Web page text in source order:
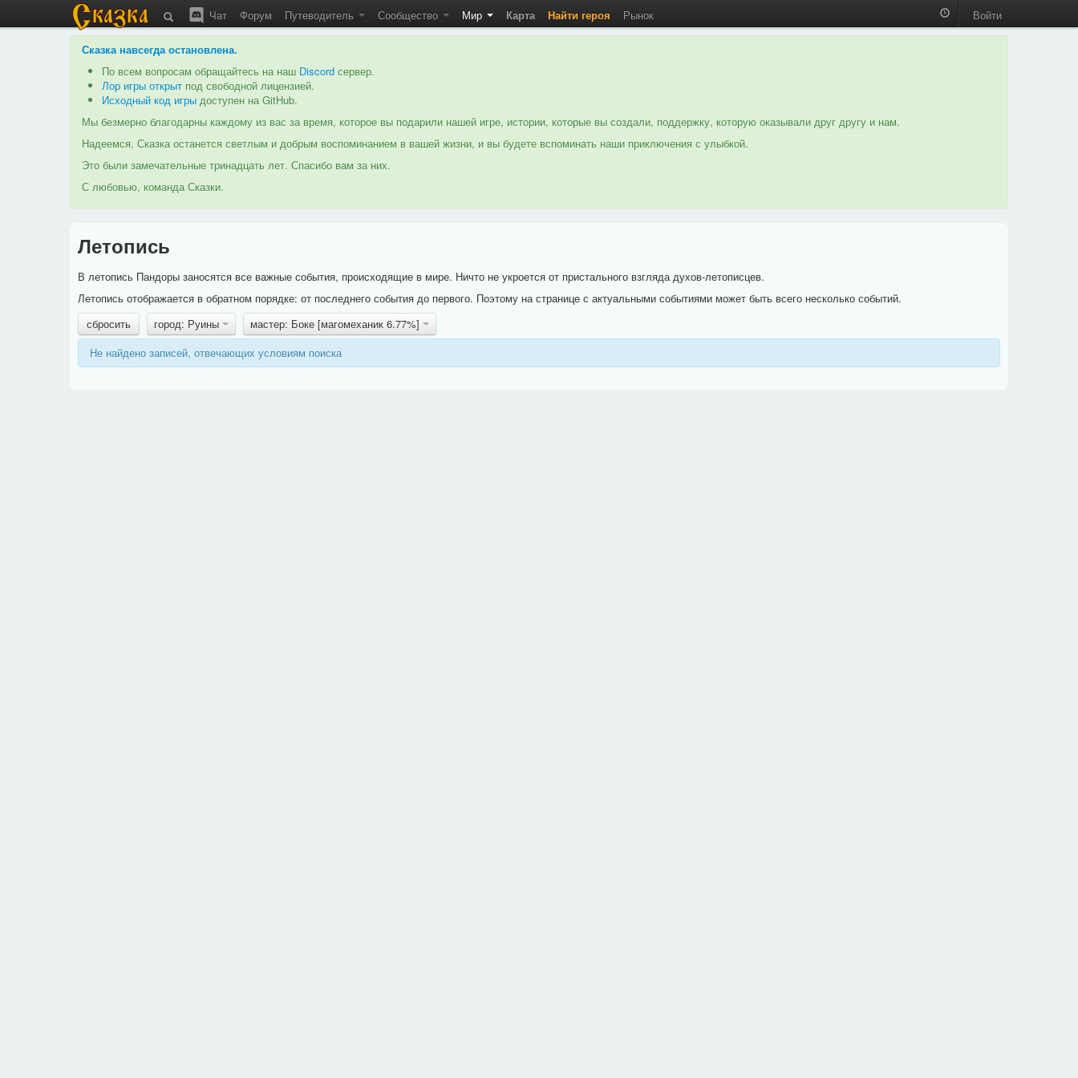
Чат Форум Путеводитель Сообщество Мир Карта Найти героя Рынок Войти
Сказка навсегда остановлена.
По всем вопросам обращайтесь на наш Discord сервер.
Лор игры открыт под свободной лицензией.
Исходный код игры доступен на GitHub.
Мы безмерно благодарны каждому из вас за время, которое вы подарили нашей игре, истории, которые вы создали, поддержку, которую оказывали друг другу и нам.
Надеемся, Сказка останется светлым и добрым воспоминанием в вашей жизни, и вы будете вспоминать наши приключения с улыбкой.
Это были замечательные тринадцать лет. Спасибо вам за них.
С любовью, команда Сказки.
Летопись
В летопись Пандоры заносятся все важные события, происходящие в мире. Ничто не укроется от пристального взгляда духов-летописцев.
Летопись отображается в обратном порядке: от последнего события до первого. Поэтому на странице с актуальными событиями может быть всего несколько событий.
сбросить
город: Руины
мастер: Боке [магомеханик 6.77%]
Не найдено записей, отвечающих условиям поиска